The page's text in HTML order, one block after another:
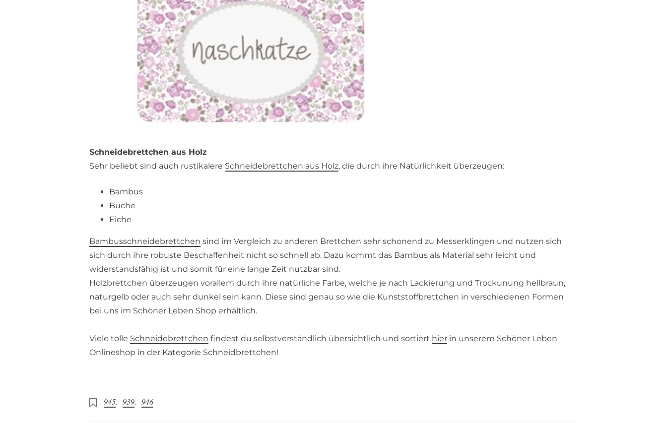
Schneidebrettchen aus Holz
Sehr beliebt sind auch rustikalere Schneidebrettchen aus Holz, die durch ihre Natürlichkeit überzeugen:
Bambus
Buche
Eiche
Bambusschneidebrettchen sind im Vergleich zu anderen Brettchen sehr schonend zu Messerklingen und nutzen sich
sich durch ihre robuste Beschaffenheit nicht so schnell ab. Dazu kommt das Bambus als Material sehr leicht und
widerstandsfähig ist und somit für eine lange Zeit nutzbar sind.
Holzbrettchen überzeugen vorallem durch ihre natürliche Farbe, welche je nach Lackierung und Trockunung hellbraun,
naturgelb oder auch sehr dunkel sein kann. Diese sind genau so wie die Kunststoffbrettchen in verschiedenen Formen
bei uns im Schöner Leben Shop erhältlich.
Viele tolle Schneidebrettchen findest du selbstverständlich übersichtlich und sortiert hier in unserem Schöner Leben
Onlineshop in der Kategorie Schneidbrettchen!
945, 939, 946